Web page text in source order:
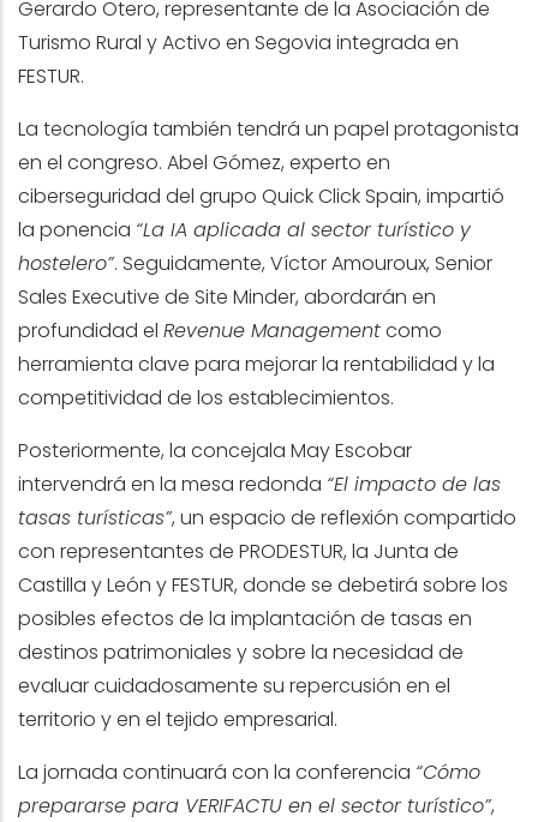
Gerardo Otero, representante de la Asociación de
Turismo Rural y Activo en Segovia integrada en
FESTUR.
La tecnología también tendrá un papel protagonista
en el congreso. Abel Gómez, experto en
ciberseguridad del grupo Quick Click Spain, impartió
la ponencia “La IA aplicada al sector turístico y
hostelero”. Seguidamente, Víctor Amouroux, Senior
Sales Executive de Site Minder, abordarán en
profundidad el Revenue Managementcomo
herramienta clave para mejorar la rentabilidad y la
competitividad de los establecimientos.
Posteriormente, la concejala May Escobar
intervendrá en la mesa redonda “El impacto de las
tasas turísticas”, un espacio de reflexión compartido
con representantes de PRODESTUR, la Junta de
Castilla y León y FESTUR, donde se debetirá sobre los
posibles efectos de la implantación de tasas en
destinos patrimoniales y sobre la necesidad de
evaluar cuidadosamente su repercusión en el
territorio y en el tejido empresarial.
La jornada continuará con la conferencia “Cómo
prepararse para VERIFACTU en el sector turístico”,